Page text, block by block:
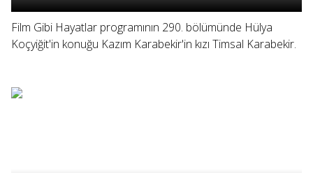
Film Gibi Hayatlar programının 290. bölümünde Hülya
Koçyiğit'in konuğu Kazım Karabekir'in kızı Timsal Karabekir.